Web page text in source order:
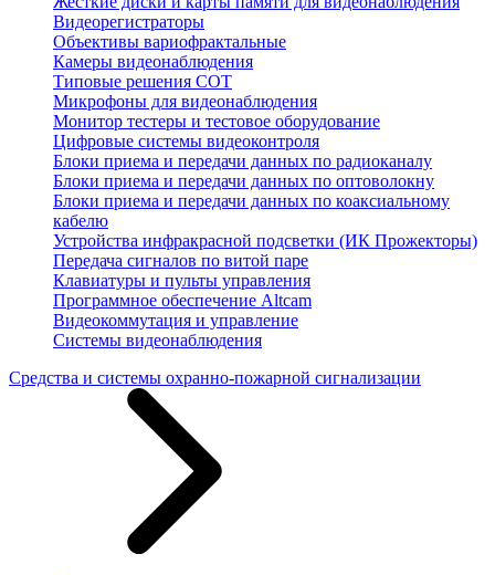
Видеорегистраторы
Объективы вариофрактальные
Камеры видеонаблюдения
Типовые решения СОТ
Микрофоны для видеонаблюдения
Монитор тестеры и тестовое оборудование
Цифровые системы видеоконтроля
Блоки приема и передачи данных по радиоканалу
Блоки приема и передачи данных по оптоволокну
Блоки приема и передачи данных по коаксиальному
кабелю
Устройства инфракрасной подсветки (ИК Прожекторы)
Передача сигналов по витой паре
Клавиатуры и пульты управления
Программное обеспечение Altcam
Видеокоммутация и управление
Системы видеонаблюдения
Средства и системы охранно-пожарной сигнализации